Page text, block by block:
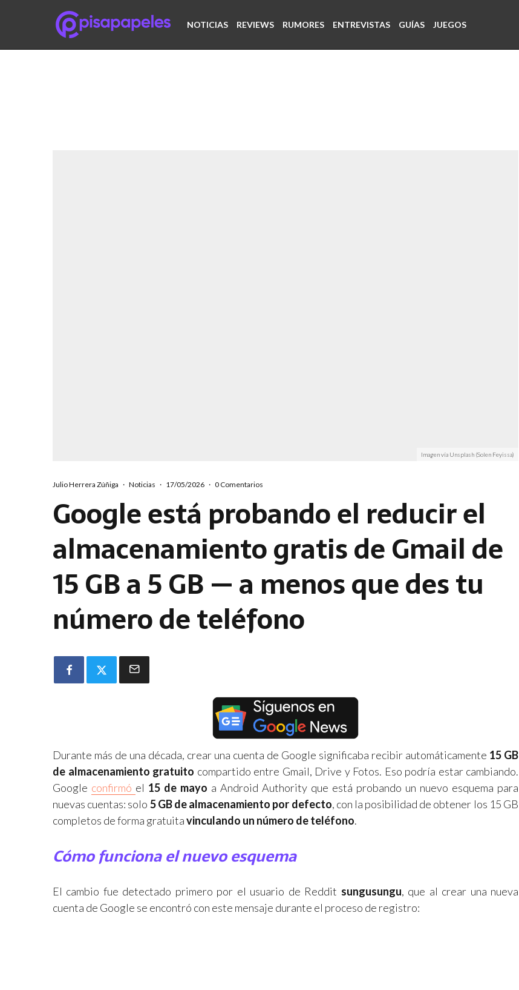
NOTICIAS REVIEWS RUMORES ENTREVISTAS GUÍAS JUEGOS
Imagen vía Unsplash (Solen Feyissa)
Julio Herrera Zúñiga · Noticias · 17/05/2026 · 0 Comentarios
Google está probando el reducir el
almacenamiento gratis de Gmail de
15 GB a 5 GB — a menos que des tu
número de teléfono
Durante más de una década, crear una cuenta de Google significaba recibir automáticamente 15 GB
de almacenamiento gratuito compartido entre Gmail, Drive y Fotos. Eso podría estar cambiando.
Google confirmó el 15 de mayo a Android Authority que está probando un nuevo esquema para
nuevas cuentas: solo 5 GB de almacenamiento por defecto, con la posibilidad de obtener los 15 GB
completos de forma gratuitavinculando un número de teléfono.
Cómo funciona el nuevo esquema
El cambio fue detectado primero por el usuario de Reddit sungusungu, que al crear una nueva
cuenta de Google se encontró con este mensaje durante el proceso de registro: